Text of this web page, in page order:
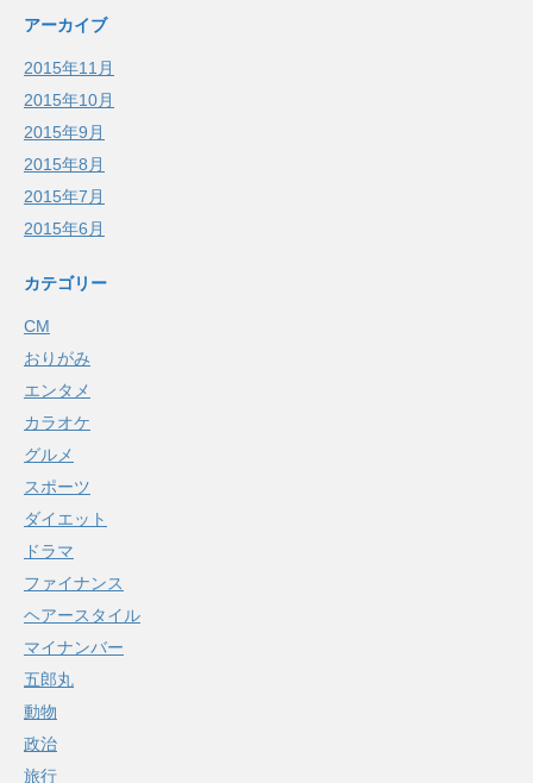
アーカイブ
2015年11月
2015年10月
2015年9月
2015年8月
2015年7月
2015年6月
カテゴリー
CM
おりがみ
エンタメ
カラオケ
グルメ
スポーツ
ダイエット
ドラマ
ファイナンス
ヘアースタイル
マイナンバー
五郎丸
動物
政治
旅行